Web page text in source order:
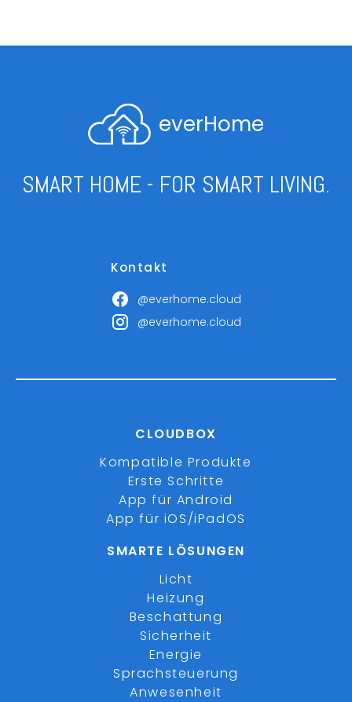
everHome
SMART HOME - FOR SMART LIVING.
Kontakt
@everhome.cloud
@everhome.cloud
CLOUDBOX
Kompatible Produkte
Erste Schritte
App für Android
App für iOS/iPadOS
SMARTE LÖSUNGEN
Licht
Heizung
Beschattung
Sicherheit
Energie
Sprachsteuerung
Anwesenheit